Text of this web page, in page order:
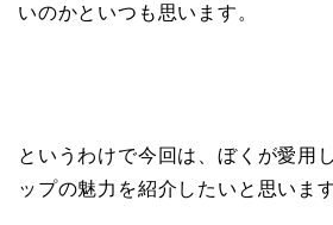
いのかといつも思います。
というわけで今回は、ぼくが愛用
ップの魅力を紹介したいと思います